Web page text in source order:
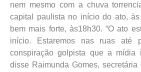
nem mesmo com a chuva
capital paulista no início do ato,
bem mais forte, às18h30. “O ato
início. Estaremos nas ruas até
conspiração golpista que a mídia
disse Raimunda Gomes,